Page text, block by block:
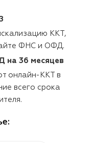
ККТ,
ФНС и ОФД.
на 36 месяцев
онлайн-ККТ в
всего срока